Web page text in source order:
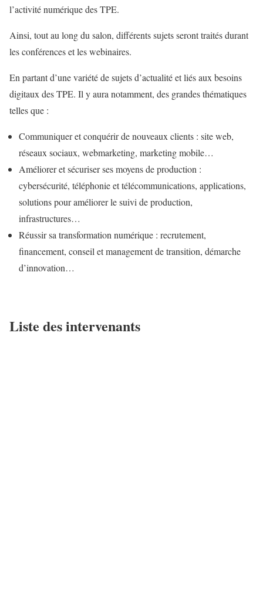
l’activité numérique des TPE.
Ainsi, tout au long du salon, différents sujets seront traités durant
les conférences et les webinaires.
En partant d’une variété de sujets d’actualité et liés aux besoins
digitaux des TPE. Il y aura notamment, des grandes thématiques
telles que :
Communiquer et conquérir de nouveaux clients : site web,
réseaux sociaux, webmarketing, marketing mobile…
Améliorer et sécuriser ses moyens de production :
cybersécurité, téléphonie et télécommunications, applications,
solutions pour améliorer le suivi de production,
infrastructures…
Réussir sa transformation numérique : recrutement,
financement, conseil et management de transition, démarche
d’innovation…
Liste des intervenants